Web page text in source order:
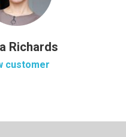
Richards
customer